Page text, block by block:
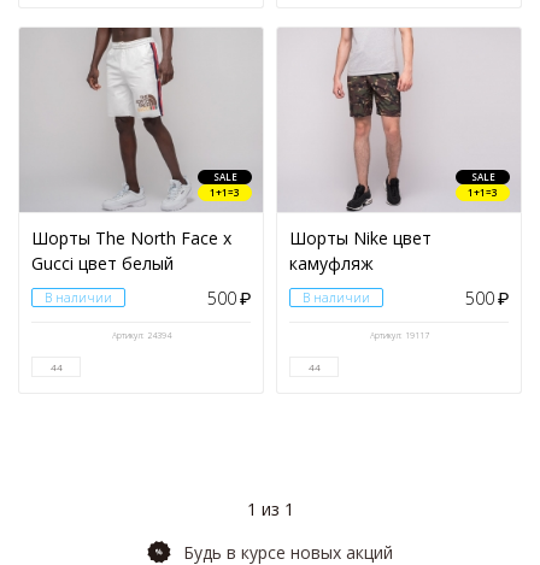
SALE
1+1=3
Шорты The North Face x
Gucci цвет белый
В наличии 500₽
Артикул: 24394
44
SALE
1+1=3
Шорты Nike цвет
камуфляж
В наличии 500₽
Артикул: 19117
44
1 из 1
Будь в курсе новых акций